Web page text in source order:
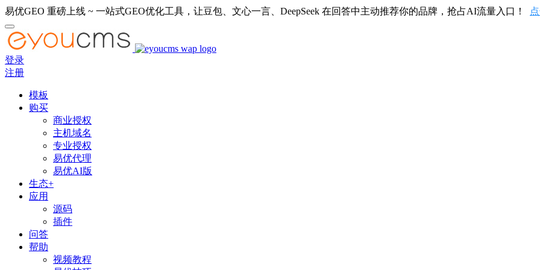
易优GEO 重磅上线 ~ 一站式GEO优化工具，让豆包、文心一言、DeepSeek 在回答中主动推荐你的品牌，抢占AI流量入口！
登录
注册
模板
购买
商业授权
主机域名
专业授权
易优代理
易优AI版
生态+
应用
源码
插件
问答
帮助
视频教程